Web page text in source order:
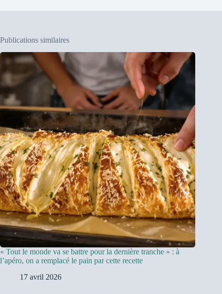
Publications similaires
« Tout le monde va se battre pour la dernière tranche » : à
l’apéro, on a remplacé le pain par cette recette
17 avril 2026